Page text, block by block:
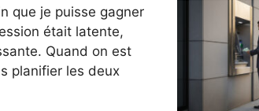
que je puisse gagner
était latente,
Quand on est
planifier les deux